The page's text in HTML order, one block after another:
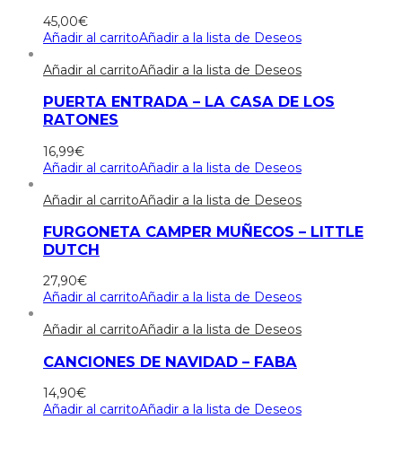
45,00€
Añadir al carritoAñadir a la lista de Deseos
Añadir al carritoAñadir a la lista de Deseos
PUERTA ENTRADA – LA CASA DE LOS
RATONES
16,99€
Añadir al carritoAñadir a la lista de Deseos
Añadir al carritoAñadir a la lista de Deseos
FURGONETA CAMPER MUÑECOS – LITTLE
DUTCH
27,90€
Añadir al carritoAñadir a la lista de Deseos
Añadir al carritoAñadir a la lista de Deseos
CANCIONES DE NAVIDAD – FABA
14,90€
Añadir al carritoAñadir a la lista de Deseos